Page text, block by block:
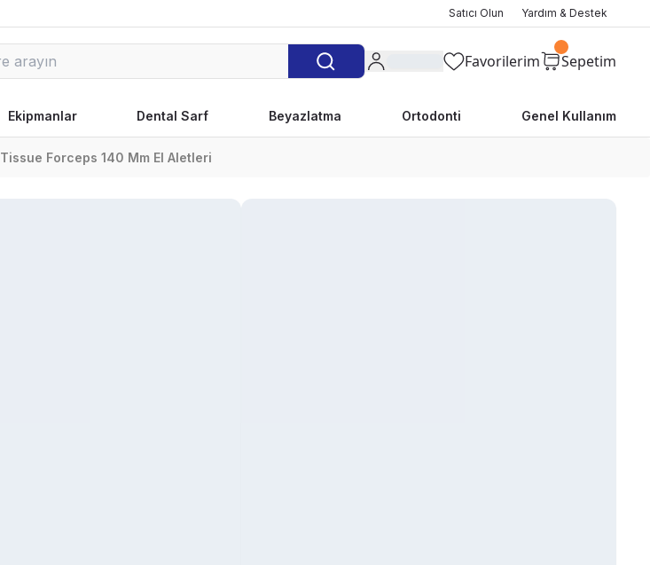
Satıcı Olun Yardım & Destek
Favorilerim Sepetim
Ekipmanlar Dental Sarf Beyazlatma Ortodonti Genel Kullanım
Tissue Forceps 140 Mm El Aletleri